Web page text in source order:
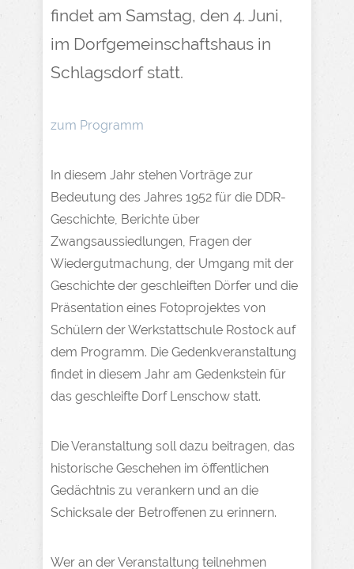
findet am Samstag, den 4. Juni,
im Dorfgemeinschaftshaus in
Schlagsdorf statt.
zum Programm
In diesem Jahr stehen Vorträge zur
Bedeutung des Jahres 1952 für die DDR-
Geschichte, Berichte über
Zwangsaussiedlungen, Fragen der
Wiedergutmachung, der Umgang mit der
Geschichte der geschleiften Dörfer und die
Präsentation eines Fotoprojektes von
Schülern der Werkstattschule Rostock auf
dem Programm. Die Gedenkveranstaltung
findet in diesem Jahr am Gedenkstein für
das geschleifte Dorf Lenschow statt.
Die Veranstaltung soll dazu beitragen, das
historische Geschehen im öffentlichen
Gedächtnis zu verankern und an die
Schicksale der Betroffenen zu erinnern.
Wer an der Veranstaltung teilnehmen